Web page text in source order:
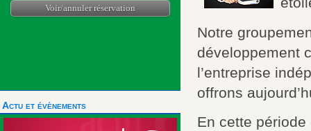
Voir/annuler réservation
Actu et évènements
Notre
développement
l’entreprise
offrons
En cette